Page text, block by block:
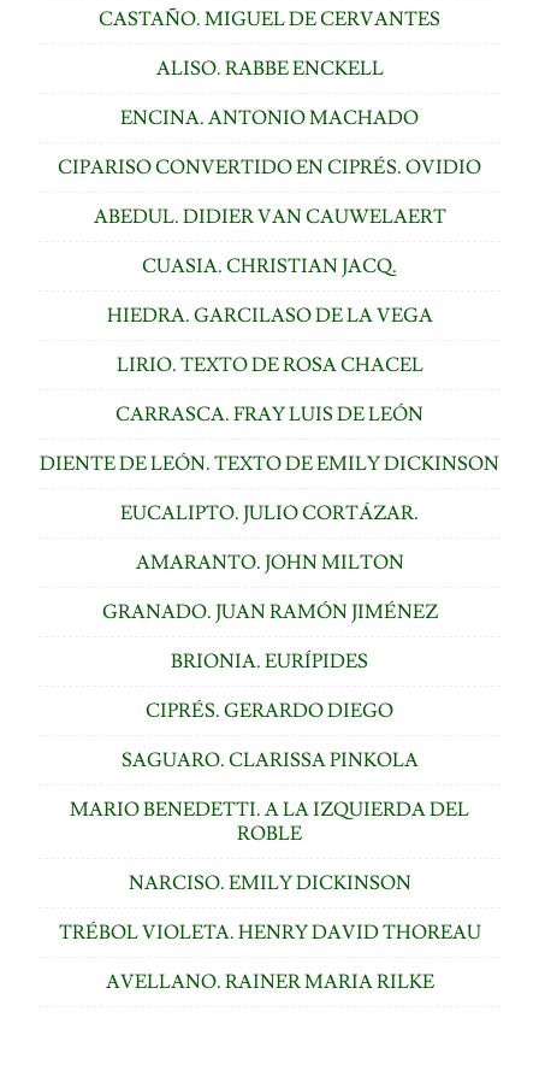
CASTAÑO. MIGUEL DE CERVANTES
ALISO. RABBE ENCKELL
ENCINA. ANTONIO MACHADO
CIPARISO CONVERTIDO EN CIPRÉS. OVIDIO
ABEDUL. DIDIER VAN CAUWELAERT
CUASIA. CHRISTIAN JACQ.
HIEDRA. GARCILASO DE LA VEGA
LIRIO. TEXTO DE ROSA CHACEL
CARRASCA. FRAY LUIS DE LEÓN
DIENTE DE LEÓN. TEXTO DE EMILY DICKINSON
EUCALIPTO. JULIO CORTÁZAR.
AMARANTO. JOHN MILTON
GRANADO. JUAN RAMÓN JIMÉNEZ
BRIONIA. EURÍPIDES
CIPRÉS. GERARDO DIEGO
SAGUARO. CLARISSA PINKOLA
MARIO BENEDETTI. A LA IZQUIERDA DEL
ROBLE
NARCISO. EMILY DICKINSON
TRÉBOL VIOLETA. HENRY DAVID THOREAU
AVELLANO. RAINER MARIA RILKE